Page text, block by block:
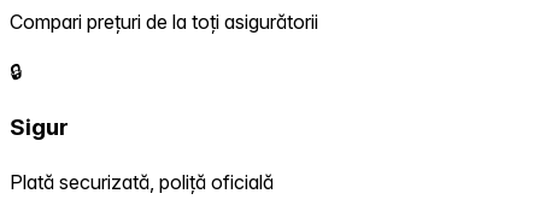
Compari prețuri de la toți asigurătorii
🔒
Sigur
Plată securizată, poliță oficială